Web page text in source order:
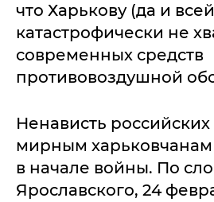
что Харькову (да и
катастрофически не
современных средств
противовоздушной
Ненависть российских
мирным
в начале войны. По
Ярославского, 24